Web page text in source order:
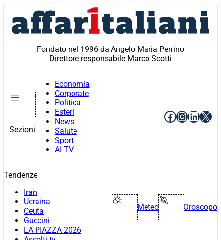
contenuto
Fondato nel 1996 da Angelo Maria Perrino
Direttore responsabile Marco Scotti
Sezioni
Economia
Corporate
Politica
Esteri
News
Salute
Sport
AI TV
Facebook
X
Tendenze
Iran
Ucraina
Ceuta
Guccini
LA PIAZZA 2026
Meteo Oroscopo